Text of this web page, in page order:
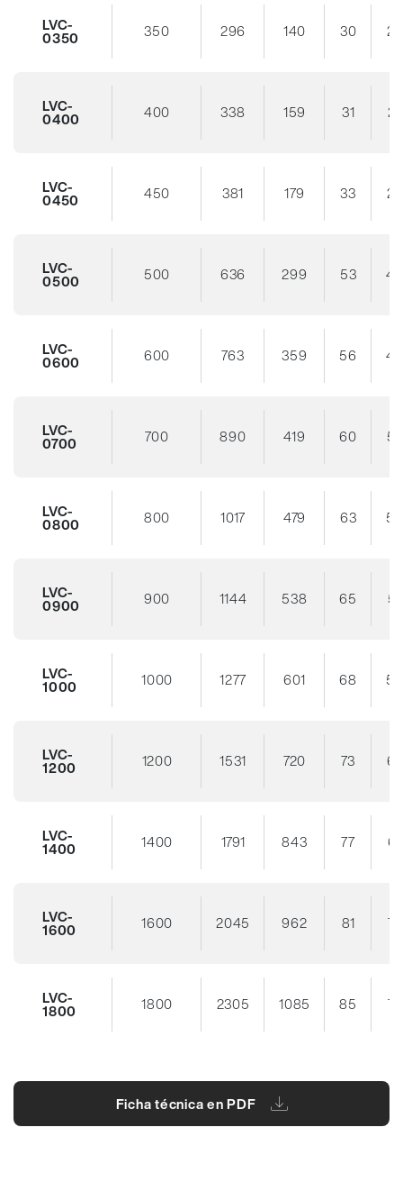
LVC-
0350 350 296 140 30 26
LVC-
0400 400 338 159 31 27
LVC-
0450 450 381 179 33 28
LVC-
0500 500 636 299 53 46
LVC-
0600 600 763 359 56 49
LVC-
0700 700 890 419 60 52
LVC-
0800 800 1017 479 63 54
LVC-
0900 900 1144 538 65 57
LVC-
1000 1000 1277 601 68 59
LVC-
1200 1200 1531 720 73 63
LVC-
1400 1400 1791 843 77 67
LVC-
1600 1600 2045 962 81 70
LVC-
1800 1800 2305 1085 85 73
Ficha técnica en PDF